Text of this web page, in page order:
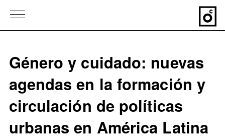
Género y cuidado: nuevas
agendas en la formación y
circulación de políticas
urbanas en América Latina